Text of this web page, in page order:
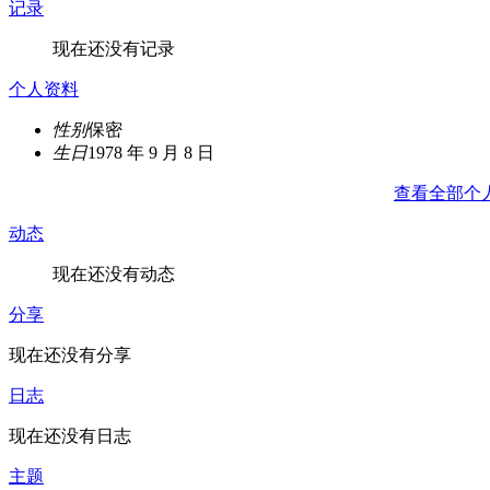
记录
现在还没有记录
个人资料
性别保密
生日1978 年 9 月 8 日
查看全部个
动态
现在还没有动态
分享
现在还没有分享
日志
现在还没有日志
主题